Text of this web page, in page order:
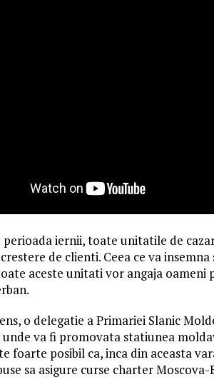
iernii, toate unitatile de
de clienti. Ceea ce va
aceste unitati vor angaja oameni
o delegatie a Primariei Slanic
unde va fi promovata statiunea
foarte posibil ca, inca din aceasta
sa asigure curse charter